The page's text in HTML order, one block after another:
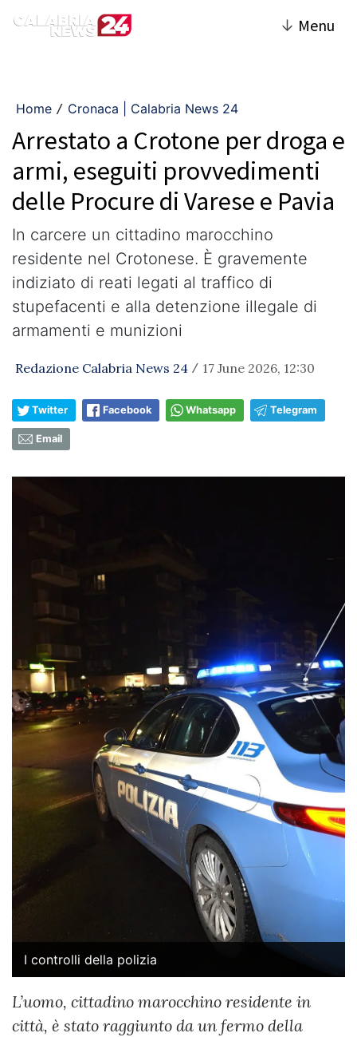
↓ Menu
Home / Cronaca | Calabria News 24
Arrestato a Crotone per droga e
armi, eseguiti provvedimenti
delle Procure di Varese e Pavia
In carcere un cittadino marocchino
residente nel Crotonese. È gravemente
indiziato di reati legati al traffico di
stupefacenti e alla detenzione illegale di
armamenti e munizioni
Redazione Calabria News 24 / 17 June 2026, 12:30
Twitter Facebook Whatsapp Telegram
Email
I controlli della polizia
L’uomo, cittadino marocchino residente in
città, è stato raggiunto da un fermo della